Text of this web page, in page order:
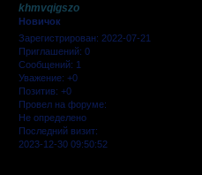
khmvqigszo
Новичок
Зарегистрирован: 2022-07-21
Приглашений: 0
Сообщений: 1
Уважение: +0
Позитив: +0
Провел на форуме:
Не определено
Последний визит:
2023-12-30 09:50:52